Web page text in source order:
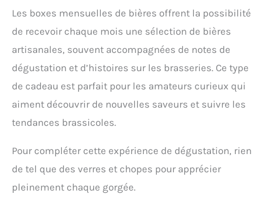
Les boxes mensuelles de bières offrent la possibilité
de recevoir chaque mois une sélection de bières
artisanales, souvent accompagnées de notes de
dégustation et d’histoires sur les brasseries. Ce type
de cadeau est parfait pour les amateurs curieux qui
aiment découvrir de nouvelles saveurs et suivre les
tendances brassicoles.
Pour compléter cette expérience de dégustation, rien
de tel que des verres et chopes pour apprécier
pleinement chaque gorgée.